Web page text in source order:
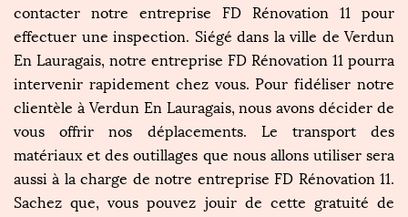
contacter notre entreprise FD Rénovation 11 pour
effectuer une inspection. Siégé dans la ville de Verdun
En Lauragais, notre entreprise FD Rénovation 11 pourra
intervenir rapidement chez vous. Pour fidéliser notre
clientèle à Verdun En Lauragais, nous avons décider de
vous offrir nos déplacements. Le transport des
matériaux et des outillages que nous allons utiliser sera
aussi à la charge de notre entreprise FD Rénovation 11.
Sachez que, vous pouvez jouir de cette gratuité de